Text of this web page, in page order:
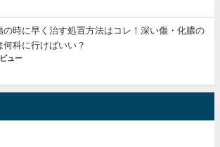
の時に早く治す処置方法はコレ！深い傷・化膿の
何科に行けばいい？
ュー